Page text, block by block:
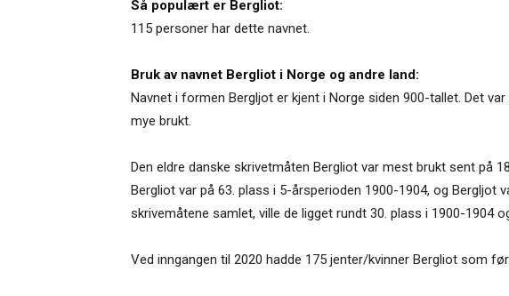
Så populært er Bergliot:
115 personer har dette navnet.
Bruk av navnet Bergliot i Norge og andre land:
Navnet i formen Bergljot er kjent i Norge siden 900-tallet. Det
mye brukt.
Den eldre danske skrivetmåten Bergliot var mest brukt sent på
Bergliot var på 63. plass i 5-årsperioden 1900-1904, og Bergljot
skrivemåtene samlet, ville de ligget rundt 30. plass i 1900-1904
Ved inngangen til 2020 hadde 175 jenter/kvinner Bergliot som